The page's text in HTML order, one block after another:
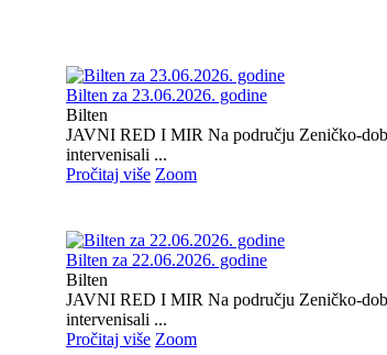
Bilten za 23.06.2026. godine
Bilten
JAVNI RED I MIR Na području Zeničko-
intervenisali ...
Pročitaj više Zoom
Bilten za 22.06.2026. godine
Bilten
JAVNI RED I MIR Na području Zeničko-
intervenisali ...
Pročitaj više Zoom